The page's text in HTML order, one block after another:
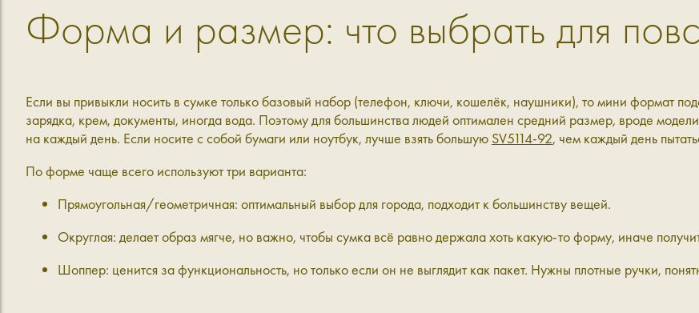
Форма и размер: что выбрать для
Если вы привыкли носить в сумке только базовый набор (телефон, ключи, кошелёк, наушники), то мини формат
зарядка, крем, документы, иногда вода. Поэтому для большинства людей оптимален средний размер, вроде модели
на каждый день. Если носите с собой бумаги или ноутбук, лучше взять большую SV5114-92, чем каждый день
По форме чаще всего используют три варианта:
Прямоугольная/геометричная: оптимальный выбор для города, подходит к большинству вещей.
Округлая: делает образ мягче, но важно, чтобы сумка всё равно держала хоть какую-то форму, иначе
Шоппер: ценится за функциональность, но только если он не выглядит как пакет. Нужны плотные ручки,